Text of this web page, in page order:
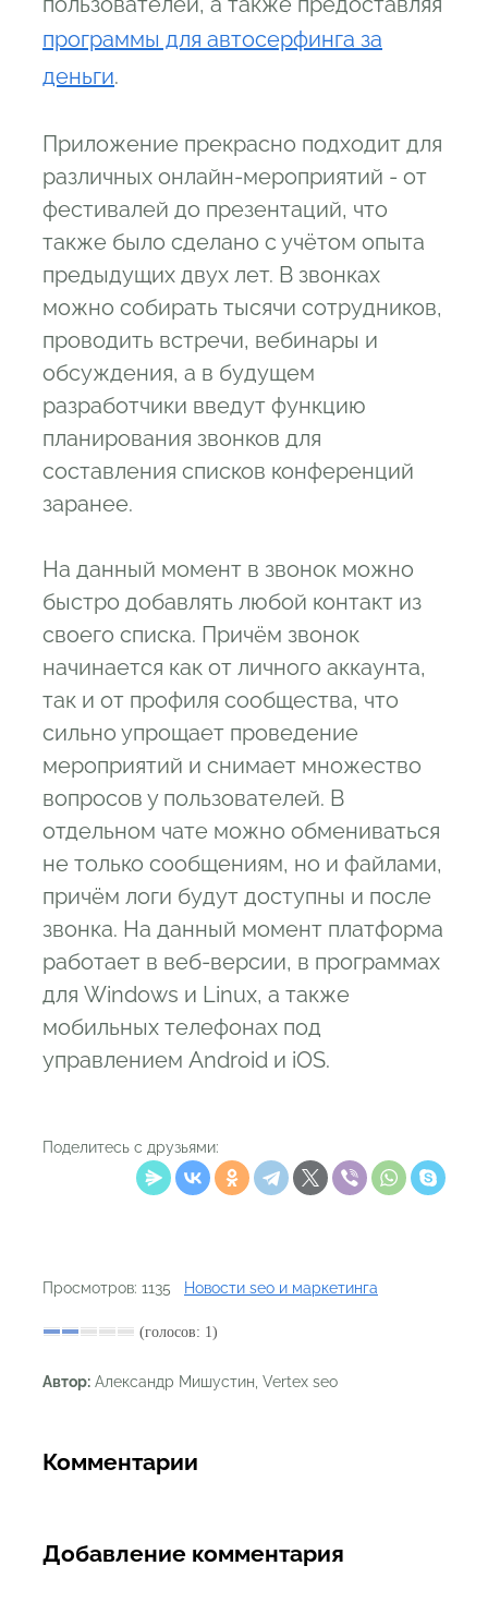
программы для автосерфинга за
деньги.
Приложение прекрасно подходит для
различных онлайн-мероприятий - от
фестивалей до презентаций, что
также было сделано с учётом опыта
предыдущих двух лет. В звонках
можно собирать тысячи сотрудников,
проводить встречи, вебинары и
обсуждения, а в будущем
разработчики введут функцию
планирования звонков для
составления списков конференций
заранее.
На данный момент в звонок можно
быстро добавлять любой контакт из
своего списка. Причём звонок
начинается как от личного аккаунта,
так и от профиля сообщества, что
сильно упрощает проведение
мероприятий и снимает множество
вопросов у пользователей. В
отдельном чате можно обмениваться
не только сообщениям, но и файлами,
причём логи будут доступны и после
звонка. На данный момент платформа
работает в веб-версии, в программах
для Windows и Linux, а также
мобильных телефонах под
управлением Android и iOS.
Поделитесь с друзьями:
Просмотров: 1135 Новости seo и маркетинга
(голосов: 1)
Автор: Александр Мишустин, Vertex seo
Комментарии
Добавление комментария